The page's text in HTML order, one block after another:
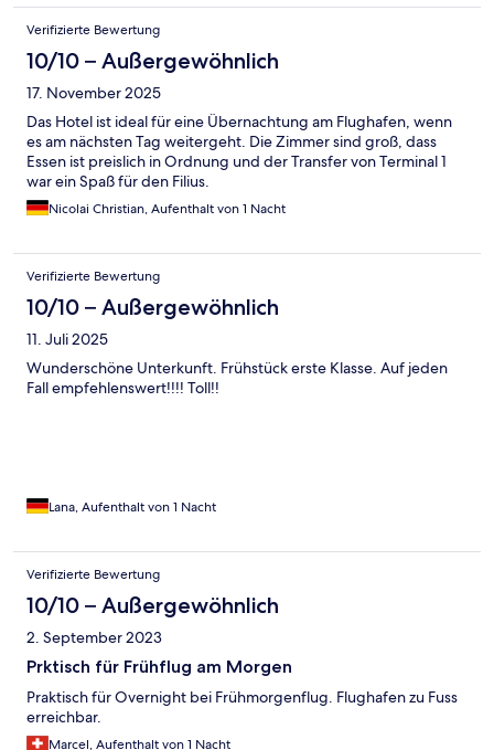
Verifizierte Bewertung
10/10 – Außergewöhnlich
17. November 2025
Das Hotel ist ideal für eine Übernachtung am Flughafen, wenn
es am nächsten Tag weitergeht. Die Zimmer sind groß, dass
Essen ist preislich in Ordnung und der Transfer von Terminal 1
war ein Spaß für den Filius.
Nicolai Christian, Aufenthalt von 1 Nacht
Verifizierte Bewertung
10/10 – Außergewöhnlich
11. Juli 2025
Wunderschöne Unterkunft. Frühstück erste Klasse. Auf jeden
Fall empfehlenswert!!!! Toll!!
Lana, Aufenthalt von 1 Nacht
Verifizierte Bewertung
10/10 – Außergewöhnlich
2. September 2023
Prktisch für Frühflug am Morgen
Praktisch für Overnight bei Frühmorgenflug. Flughafen zu Fuss
erreichbar.
Marcel, Aufenthalt von 1 Nacht